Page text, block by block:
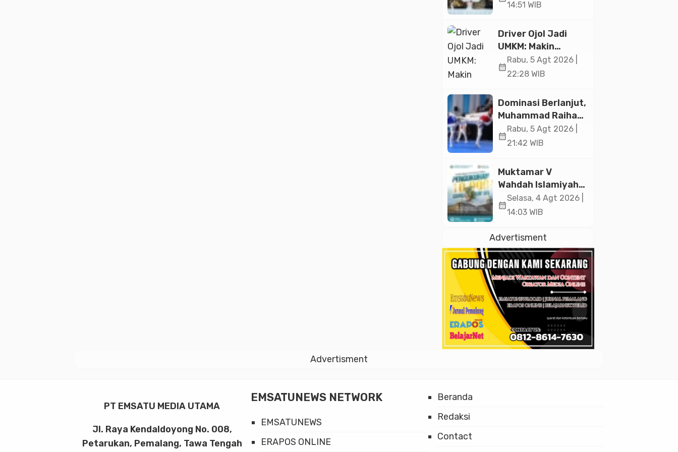
Ekonomi Senilai Rp
14:51 WIB
Driver Ojol Jadi
UMKM: Makin
Sejahtera atau
Merana? Ini
Paramadina
calendar_month
Rabu, 5 Agt 2026 |
22:28 WIB
Dominasi Berlanjut,
Muhammad Raihan
Fadila Sabet Emas
Kyorugi di Asian
Indonesia Open
2026
calendar_month
Rabu, 5 Agt 2026 |
21:42 WIB
Muktamar V
Wahdah Islamiyah
Akan Kukuhkan
10.000 Guru Al-
Istiqlal
calendar_month
Selasa, 4 Agt 2026 |
14:03 WIB
Advertisment
Advertisment
PT EMSATU MEDIA UTAMA
Jl. Raya Kendaldoyong No. 008,
Petarukan, Pemalang, Tawa Tengah
EMSATUNEWS NETWORK
EMSATUNEWS
ERAPOS ONLINE
Beranda
Redaksi
Contact